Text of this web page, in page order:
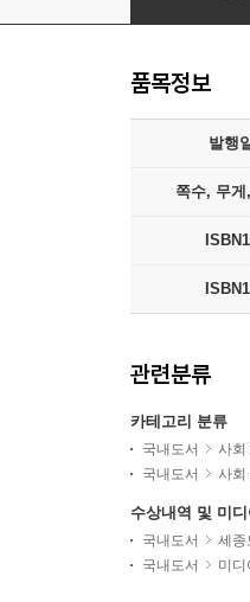
품목정보
발행
쪽수, 무게
관련분류
카테고리 분류
국내도서 사회
국내도서
사회
수상내역 및 미
국내도서 세종
국내도서
미디